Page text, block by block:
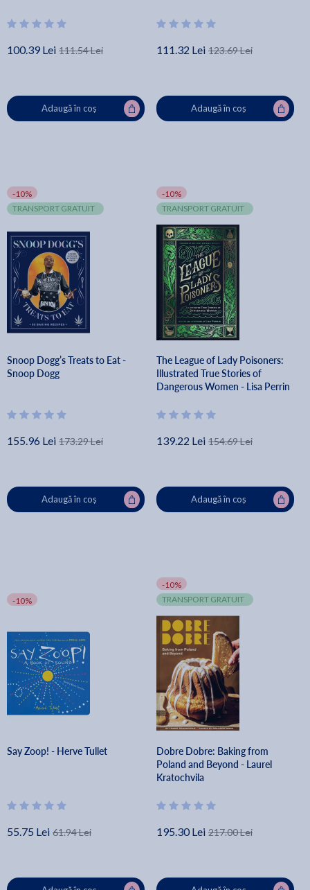
100.39 Lei 111.54 Lei
Adaugă în coș
111.32 Lei 123.69 Lei
Adaugă în coș
-10%
TRANSPORT GRATUIT
Snoop Dogg’s Treats to Eat -
Snoop Dogg
155.96 Lei 173.29 Lei
Adaugă în coș
-10%
TRANSPORT GRATUIT
The League of Lady Poisoners:
Illustrated True Stories of
Dangerous Women - Lisa Perrin
139.22 Lei 154.69 Lei
Adaugă în coș
-10%
Say Zoop! - Herve Tullet
55.75 Lei 61.94 Lei
-10%
TRANSPORT GRATUIT
Dobre Dobre: Baking from
Poland and Beyond - Laurel
Kratochvila
195.30 Lei 217.00 Lei